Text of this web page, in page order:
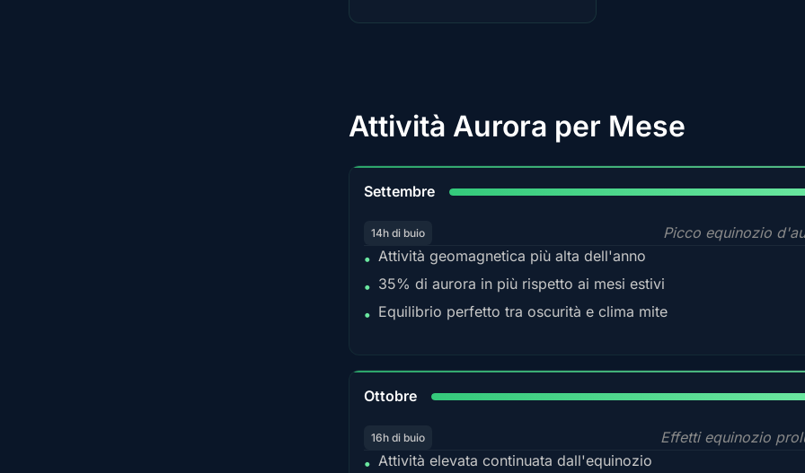
Attività Aurora per Mese
Settembre
14h di buio
Picco equinozio
• Attività geomagnetica più alta dell'anno
• 35% di aurora in più rispetto ai mesi estivi
• Equilibrio perfetto tra oscurità e clima mite
Ottobre
16h di buio
Effetti equinozio
• Attività elevata continuata dall'equinozio